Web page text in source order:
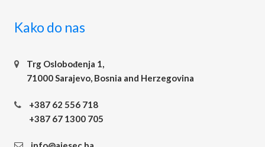
Kako do nas
Trg Oslobođenja 1,
71000 Sarajevo, Bosnia and Herzegovina
+387 62 556 718
+387 67 1300 705